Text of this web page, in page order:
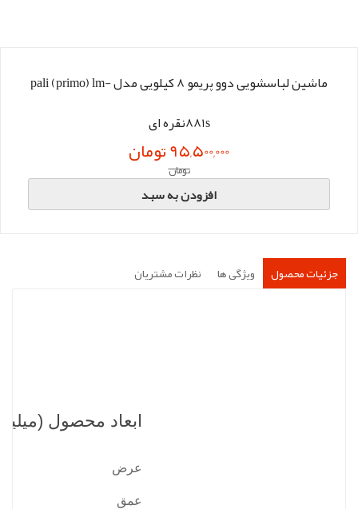
ماشین لباسشویی دوو پریمو 8 کیلویی مدل pali (primo) lm-
881sنقره ای
95,500,000 تومان
تومان
افزودن به سبد
جزئیات محصول ویژگی ها نظرات مشتریان
ابعاد محصول
عرض
عمق